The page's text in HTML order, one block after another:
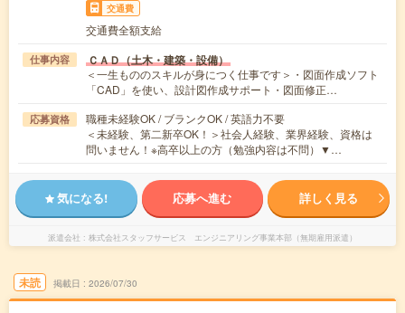
交通費
交通費全額支給
仕事内容 ＣＡＤ（土木・建築・設備）
＜一生もののスキルが身につく仕事です＞・図面作成ソフト
「CAD」を使い、設計図作成サポート・図面修正…
応募資格
職種未経験OK / ブランクOK / 英語力不要
＜未経験、第二新卒OK！＞社会人経験、業界経験、資格は
問いません！※高卒以上の方（勉強内容は不問）▼…
気になる! 応募へ進む 詳しく見る
派遣会社 株式会社スタッフサービス エンジニアリング事業本部（無期雇用派遣）
未読 掲載日 2026/07/30